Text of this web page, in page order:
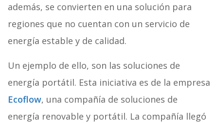
además, se convierten en una solución para
regiones que no cuentan con un servicio de
energía estable y de calidad.
Un ejemplo de ello, son las soluciones de
energía portátil. Esta iniciativa es de la empresa
Ecoflow, una compañía de soluciones de
energía renovable y portátil. La compañía llegó